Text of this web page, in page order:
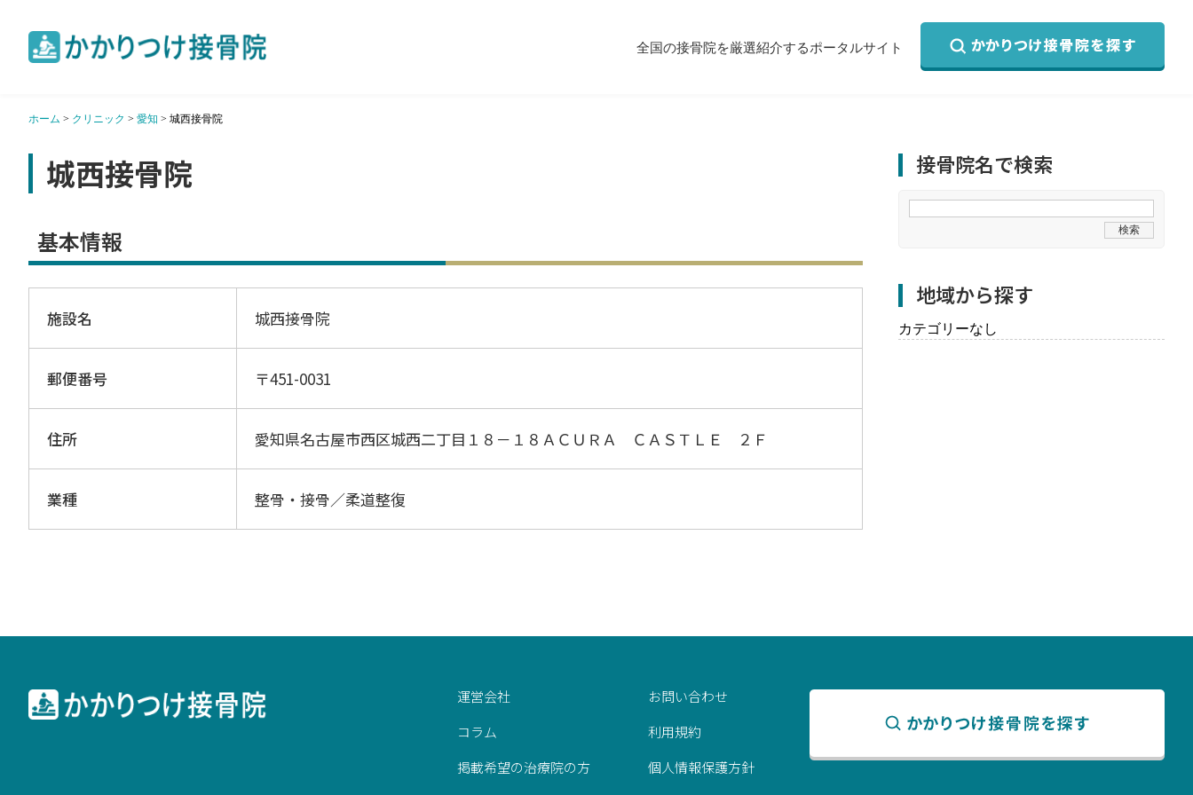
全国の接骨院を厳選紹介するポータルサイト
ホーム > クリニック > 愛知 > 城西接骨院
城西接骨院
基本情報
施設名 城西接骨院
郵便番号 〒451-0031
住所 愛知県名古屋市西区城西二丁目１８－１８ＡＣＵＲＡ ＣＡＳＴＬＥ ２Ｆ
業種 整骨・接骨／柔道整復
接骨院名で検索
地域から探す
カテゴリーなし
運営会社
コラム
掲載希望の治療院の方
お問い合わせ
利用規約
個人情報保護方針